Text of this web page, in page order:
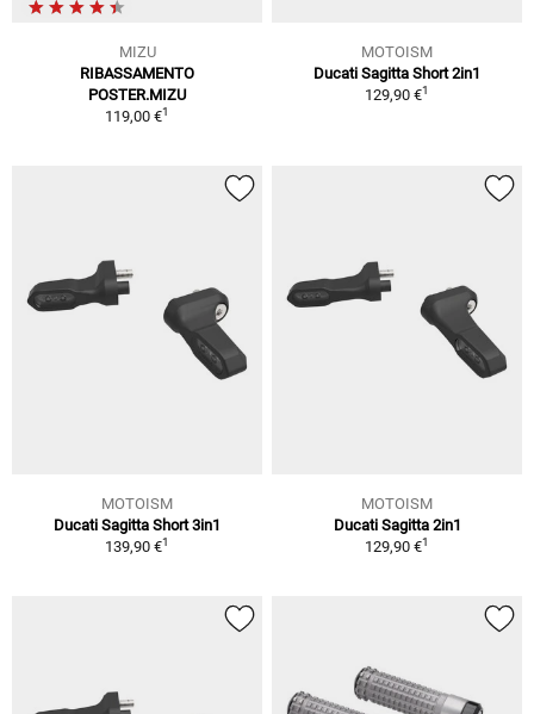
MIZU
RIBASSAMENTO
POSTER.MIZU
119,00 €1
MOTOISM
Ducati Sagitta Short 2in1
129,90 €1
MOTOISM
Ducati Sagitta Short 3in1
139,90 €1
MOTOISM
Ducati Sagitta 2in1
129,90 €1